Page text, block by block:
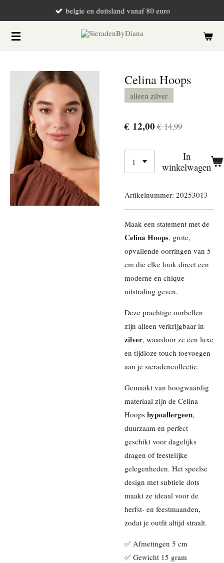
naar
belgie en duitsland vanaf 80 euro
Celina Hoops
alleen zilver
€ 12,00 € 14,99
In
winkelwagen
Artikelnummer: 20253013
Maak een statement met de
Celina Hoops, grote,
opvallende oorringen van 5
cm die elke look direct een
moderne en chique
uitstraling geven.
Deze prachtige oorbellen
zijn alleen verkrijgbaar in
zilver, waardoor ze een luxe
en tijdloze touch toevoegen
aan je sieradencollectie.
Gemaakt van hoogwaardig
materiaal zijn de Celina
Hoops hypoallergeen,
duurzaam en perfect
geschikt voor dagelijks
dragen of feestelijke
gelegenheden. Het speelse
design met subtiele dots
maakt ze ideaal voor de
herfst- en feestmaanden,
zodat je outfit altijd straalt.
✅ Afmetingen 5 cm
✅ Gewicht 15 gram